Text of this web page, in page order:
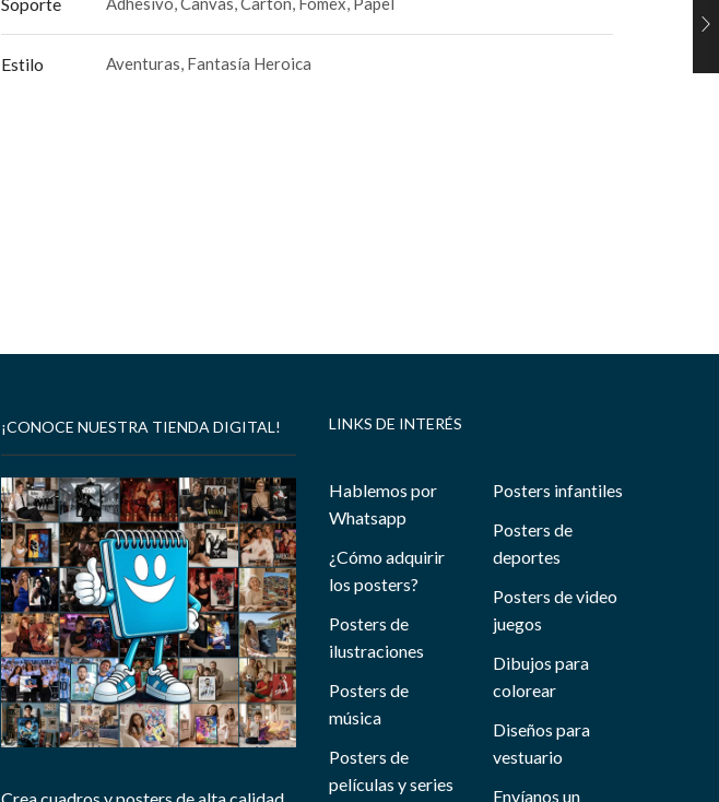
Estilo Aventuras, Fantasía Heroica
¡CONOCE NUESTRA TIENDA DIGITAL! LINKS DE INTERÉS
Hablemos por
Whatsapp
¿Cómo adquirir
los posters?
Posters de
ilustraciones
Posters de
música
Posters de
películas y series
Posters infantiles
Posters de
deportes
Posters de video
juegos
Dibujos para
colorear
Diseños para
vestuario
Envíanos un